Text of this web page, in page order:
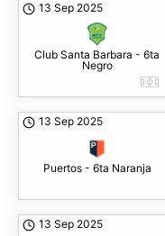
13 Sep 2025
Club Santa Barbara - 6ta
Negro
13 Sep 2025
Puertos - 6ta Naranja
13 Sep 2025